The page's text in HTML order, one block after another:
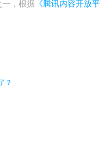
，根据 《腾讯内容开放
？